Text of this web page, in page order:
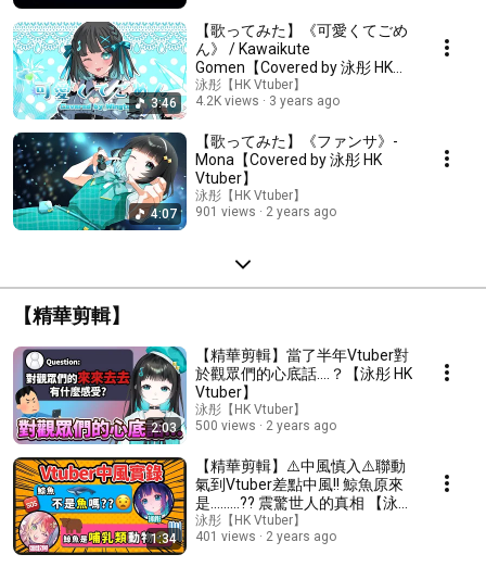
3:46
【歌ってみた】《可愛くてごめ
ん》 / Kawaikute
Gomen【Covered by 泳彤 HK
Vtuber】
泳彤【HK Vtuber】
4.2K views
3 years ago
4:07
【歌ってみた】《ファンサ》-
Mona【Covered by 泳彤 HK
Vtuber】
泳彤【HK Vtuber】
901 views
2 years ago
【精華剪輯】
2:03
【精華剪輯】當了半年Vtuber對
於觀眾們的心底話....？【泳彤 HK
Vtuber】
泳彤【HK Vtuber】
500 views
2 years ago
1:34
【精華剪輯】⚠️中風慎入⚠️聯動
氣到Vtuber差點中風!! 鯨魚原來
是.........?? 震驚世人的真相 【泳
彤 HK Vtuber】
泳彤【HK Vtuber】
401 views
2 years ago